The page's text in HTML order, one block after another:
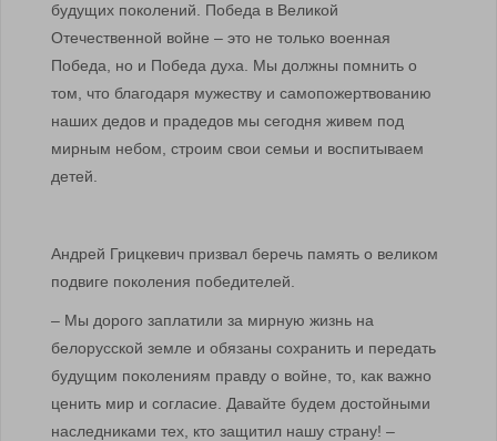
будущих поколений. Победа в Великой
Отечественной войне – это не только военная
Победа, но и Победа духа. Мы должны помнить о
том, что благодаря мужеству и самопожертвованию
наших дедов и прадедов мы сегодня живем под
мирным небом, строим свои семьи и воспитываем
детей.
Андрей Грицкевич призвал беречь память о великом
подвиге поколения победителей.
– Мы дорого заплатили за мирную жизнь на
белорусской земле и обязаны сохранить и передать
будущим поколениям правду о войне, то, как важно
ценить мир и согласие. Давайте будем достойными
наследниками тех, кто защитил нашу страну! –